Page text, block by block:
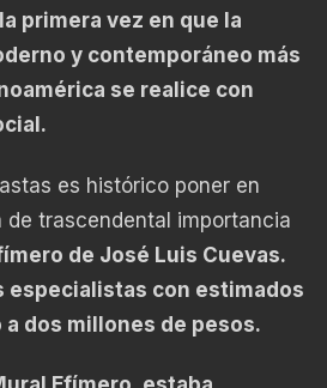
primera vez en que la
y contemporáneo más
se realice con
es histórico poner en
de trascendental importancia
de José Luis Cuevas.
especialistas con estimados
a dos millones de pesos.